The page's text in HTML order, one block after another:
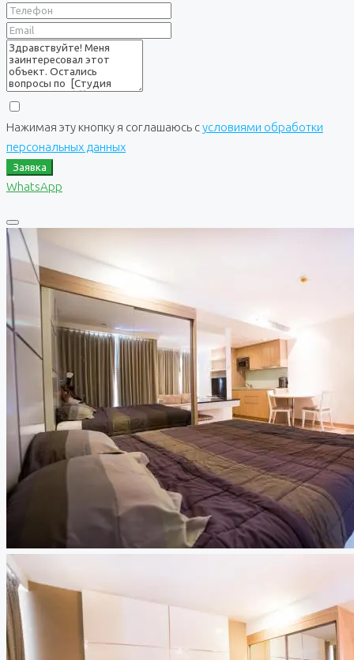
Нажимая эту кнопку я соглашаюсь сусловиями обработки
персональных данных
Заявка
WhatsApp